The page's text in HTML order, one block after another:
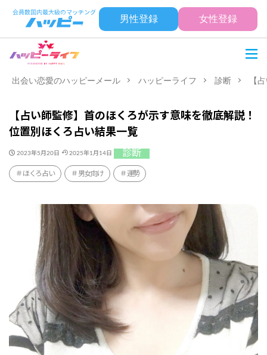
男性登録 女性登録
出会い恋愛のハッピーメール ハッピーライフ 診断 【
【占い師監修】首のほくろが示す意味を徹底解説！
位置別ほくろ占い結果一覧
2023年5月20日 2025年1月14日 診断
ほくろ占い 男女向け 運勢